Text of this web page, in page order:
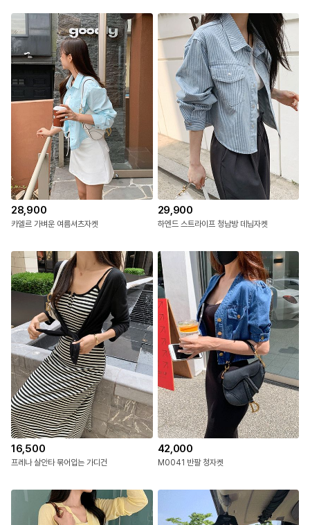
28,900
카엘르 가벼운 여름셔츠자켓
29,900
하엔드 스트라이프 청남방 데님자켓
16,500
프레나 살안타 묶어입는 가디건
42,000
M0041 반팔 청자켓